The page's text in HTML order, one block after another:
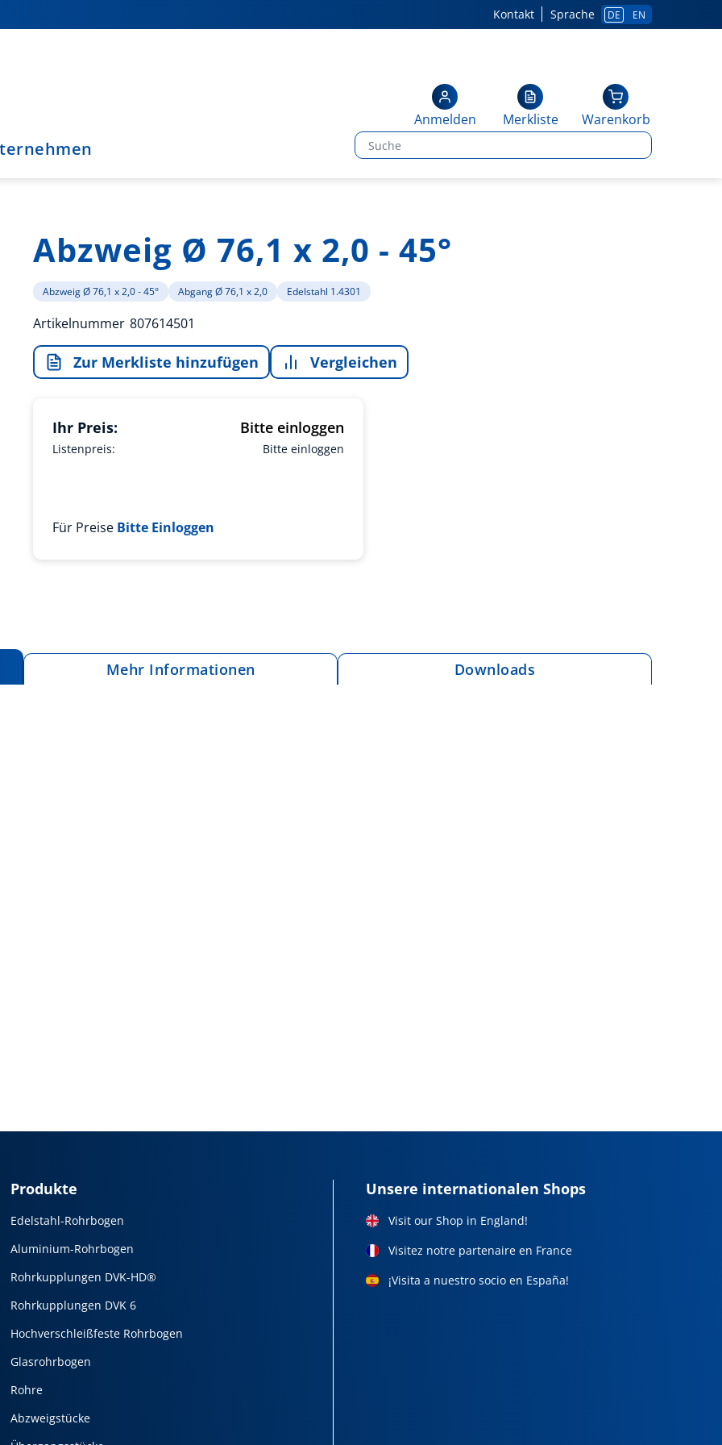
Sprache DE EN
Kontakt
Warenkorb
Merkliste
Anmelden
Abzweig Ø 76,1 x 2,0 - 45°
Abzweig Ø 76,1 x 2,0 - 45° Abgang Ø 76,1 x 2,0 Edelstahl 1.4301
Artikelnummer 807614501
Zur Merkliste hinzufügen Vergleichen
Listenpreis: Bitte einloggen
Ihr Preis: Bitte einloggen
Für Preise Bitte Einloggen
Mehr Informationen Downloads
Produkte
Edelstahl-Rohrbogen
Aluminium-Rohrbogen
Rohrkupplungen DVK-HD®
Rohrkupplungen DVK 6
Hochverschleißfeste Rohrbogen
Glasrohrbogen
Rohre
Abzweigstücke
Unsere internationalen Shops
Visit our Shop in England!
Visitez notre partenaire en France
¡Visita a nuestro socio en España!